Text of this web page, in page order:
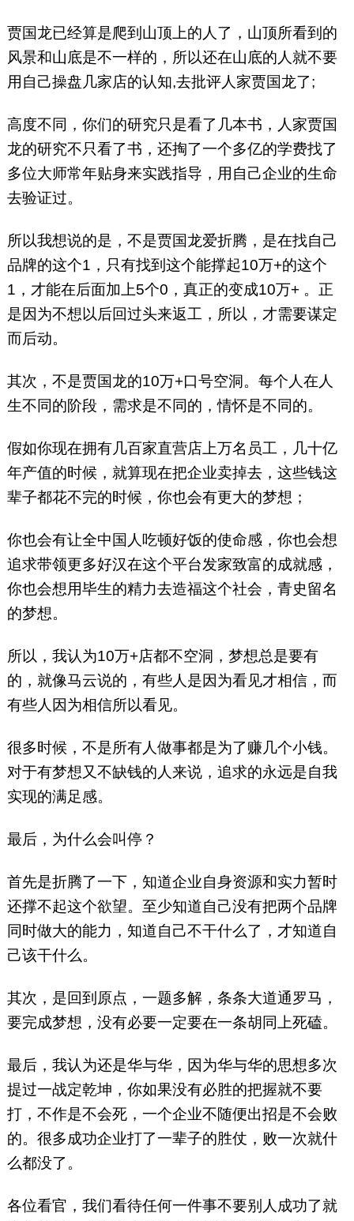
贾国龙已经算是爬到山顶上的人了，山顶所看到的
风景和山底是不一样的，所以还在山底的人就不要
用自己操盘几家店的认知,去批评人家贾国龙了;
高度不同，你们的研究只是看了几本书，人家贾国
龙的研究不只看了书，还掏了一个多亿的学费找了
多位大师常年贴身来实践指导，用自己企业的生命
去验证过。
所以我想说的是，不是贾国龙爱折腾，是在找自己
品牌的这个1，只有找到这个能撑起10万+的这个
1，才能在后面加上5个0，真正的变成10万+ 。正
是因为不想以后回过头来返工，所以，才需要谋定
而后动。
其次，不是贾国龙的10万+口号空洞。每个人在人
生不同的阶段，需求是不同的，情怀是不同的。
假如你现在拥有几百家直营店上万名员工，几十亿
年产值的时候，就算现在把企业卖掉去，这些钱这
辈子都花不完的时候，你也会有更大的梦想；
你也会有让全中国人吃顿好饭的使命感，你也会想
追求带领更多好汉在这个平台发家致富的成就感，
你也会想用毕生的精力去造福这个社会，青史留名
的梦想。
所以，我认为10万+店都不空洞，梦想总是要有
的，就像马云说的，有些人是因为看见才相信，而
有些人因为相信所以看见。
很多时候，不是所有人做事都是为了赚几个小钱。
对于有梦想又不缺钱的人来说，追求的永远是自我
实现的满足感。
最后，为什么会叫停？
首先是折腾了一下，知道企业自身资源和实力暂时
还撑不起这个欲望。至少知道自己没有把两个品牌
同时做大的能力，知道自己不干什么了，才知道自
己该干什么。
其次，是回到原点，一题多解，条条大道通罗马，
要完成梦想，没有必要一定要在一条胡同上死磕。
最后，我认为还是华与华，因为华与华的思想多次
提过一战定乾坤，你如果没有必胜的把握就不要
打，不作是不会死，一个企业不随便出招是不会败
的。很多成功企业打了一辈子的胜仗，败一次就什
么都没了。
各位看官，我们看待任何一件事不要别人成功了就